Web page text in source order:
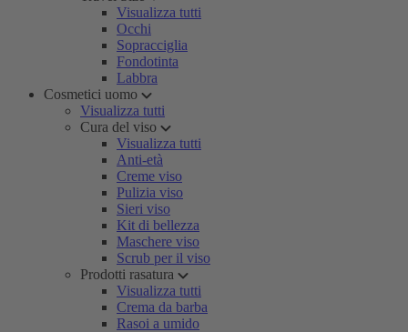
Visualizza tutti
Occhi
Sopracciglia
Fondotinta
Labbra
Cosmetici uomo
Visualizza tutti
Cura del viso
Visualizza tutti
Anti-età
Creme viso
Pulizia viso
Sieri viso
Kit di bellezza
Maschere viso
Scrub per il viso
Prodotti rasatura
Visualizza tutti
Crema da barba
Rasoi a umido